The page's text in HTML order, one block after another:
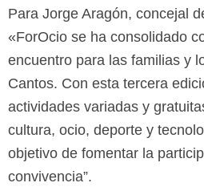
Para Jorge Aragón, concejal
«ForOcio se ha consolidado
encuentro para las familias y
Cantos. Con esta tercera
actividades variadas y
cultura, ocio, deporte y
objetivo de fomentar la
convivencia”.